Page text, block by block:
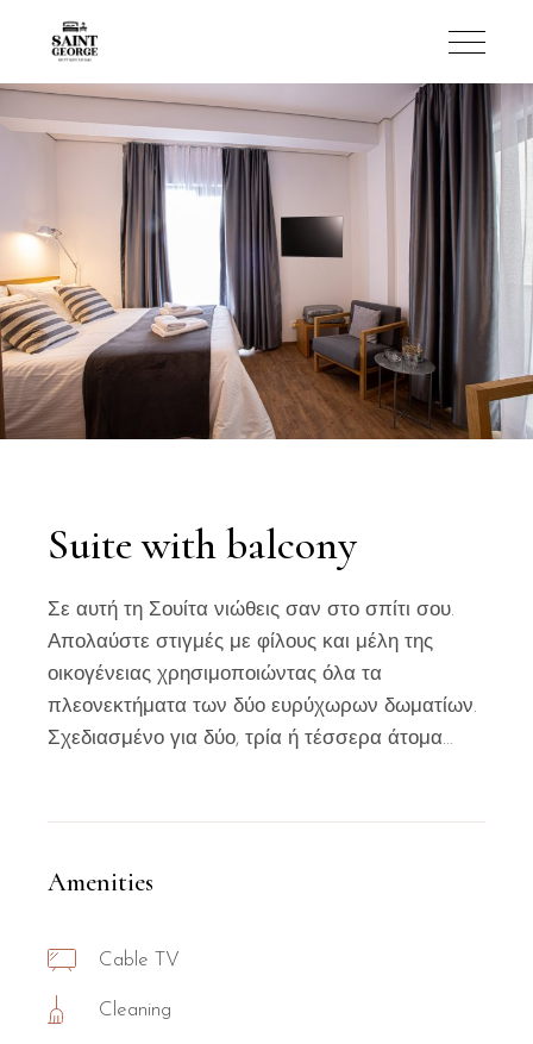
Suite with balcony
Σε αυτή τη Σουίτα νιώθεις σαν στο σπίτι σου.
Απολαύστε στιγμές με φίλους και μέλη της
οικογένειας χρησιμοποιώντας όλα τα
πλεονεκτήματα των δύο ευρύχωρων δωματίων.
Σχεδιασμένο για δύο, τρία ή τέσσερα άτομα…
Amenities
Cable TV
Cleaning